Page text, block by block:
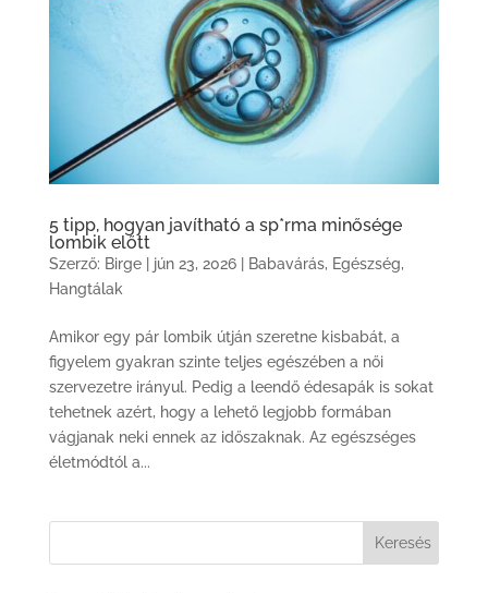
5 tipp, hogyan javítható a sp*rma minősége
lombik előtt
Szerző: Birge| jún 23, 2026| Babavárás, Egészség,
Hangtálak
Amikor egy pár lombik útján szeretne kisbabát, a
figyelem gyakran szinte teljes egészében a női
szervezetre irányul. Pedig a leendő édesapák is sokat
tehetnek azért, hogy a lehető legjobb formában
vágjanak neki ennek az időszaknak. Az egészséges
életmódtól a...